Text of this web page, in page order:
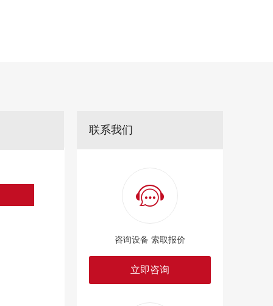
联系我们
咨询设备 索取报价
立即咨询